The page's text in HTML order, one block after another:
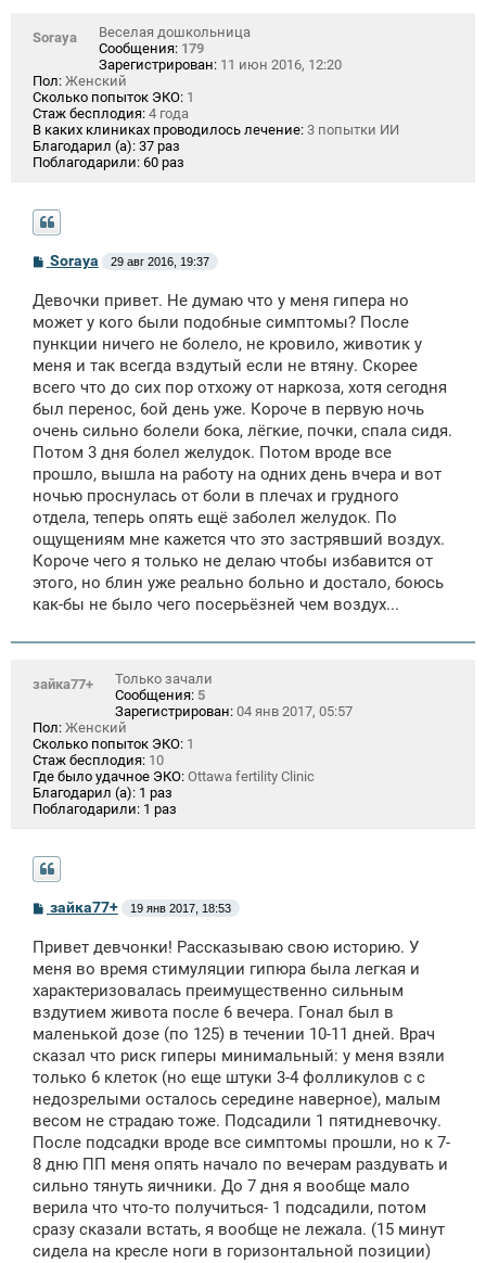
Soraya
Веселая дошкольница
Сообщения: 179
Зарегистрирован: 11 июн 2016, 12:20
Пол: Женский
Сколько попыток ЭКО: 1
Стаж бесплодия: 4 года
В каких клиниках проводилось лечение: 3 попытки ИИ
Благодарил (а): 37 раз
Поблагодарили: 60 раз
С
б
щ
н
и
Soraya 29 авг 2016, 19:37
Девочки привет. Не думаю что у меня гипера но
может у кого были подобные симптомы? После
пункции ничего не болело, не кровило, животик у
меня и так всегда вздутый если не втяну. Скорее
всего что до сих пор отхожу от наркоза, хотя сегодня
был перенос, 6ой день уже. Короче в первую ночь
очень сильно болели бока, лёгкие, почки, спала сидя.
Потом 3 дня болел желудок. Потом вроде все
прошло, вышла на работу на одних день вчера и вот
ночью проснулась от боли в плечах и грудного
отдела, теперь опять ещё заболел желудок. По
ощущениям мне кажется что это застрявший воздух.
Короче чего я только не делаю чтобы избавится от
этого, но блин уже реально больно и достало, боюсь
как-бы не было чего посерьёзней чем воздух...
зайка77+
Только зачали
Сообщения: 5
Зарегистрирован: 04 янв 2017, 05:57
Пол: Женский
Сколько попыток ЭКО: 1
Стаж бесплодия: 10
Где было удачное ЭКО: Ottawa fertility Clinic
Благодарил (а): 1 раз
Поблагодарили: 1 раз
С
б
щ
н
и
зайка77+ 19 янв 2017, 18:53
Привет девчонки! Рассказываю свою историю. У
меня во время стимуляции гипюра была легкая и
характеризовалась преимущественно сильным
вздутием живота после 6 вечера. Гонал был в
маленькой дозе (по 125) в течении 10-11 дней. Врач
сказал что риск гиперы минимальный: у меня взяли
только 6 клеток (но еще штуки 3-4 фолликулов c с
недозрелыми осталось середине наверное), малым
весом не страдаю тоже. Подсадили 1 пятидневочку.
После подсадки вроде все симптомы прошли, но к 7-
8 дню ПП меня опять начало по вечерам раздувать и
сильно тянуть яичники. До 7 дня я вообще мало
верила что что-то получиться- 1 подсадили, потом
сразу сказали встать, я вообще не лежала. (15 минут
сидела на кресле ноги в горизонтальной позиции)